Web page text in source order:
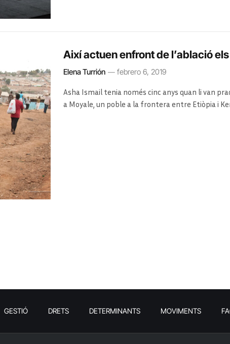
Així actuen enfront de l’ablació
Elena Turrión febrero 6, 2019
Asha Ismail tenia només cinc anys quan li van
a Moyale, un poble a la frontera entre Etiòpia i
GESTIÓ DRETS DETERMINANTS MOVIMENTS